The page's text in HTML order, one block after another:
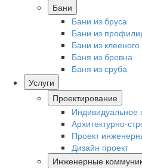
Бани
Бани из бруса
Бани из
Бани из
Баня из бревна
Баня из сруба
Услуги
Проектирование
Индивидуальное
Архитектурно-
Проект
Дизайн проект
Инженерные